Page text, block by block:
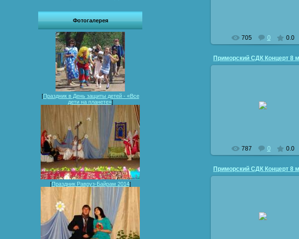
Фотогалерея
[Праздник в День защиты детей - «Все
дети на планете»]
[Праздник Равруз-Байрам 2014]
705 0 0.0
787 0 0.0